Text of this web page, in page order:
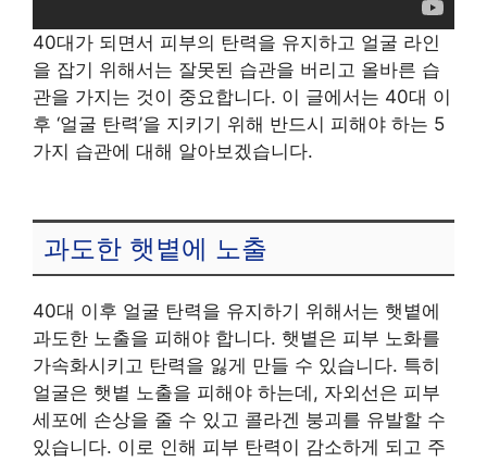
40대가 되면서 피부의 탄력을 유지하고 얼굴 라인
을 잡기 위해서는 잘못된 습관을 버리고 올바른 습
관을 가지는 것이 중요합니다. 이 글에서는 40대 이
후 ‘얼굴 탄력’을 지키기 위해 반드시 피해야 하는 5
가지 습관에 대해 알아보겠습니다.
과도한 햇볕에 노출
40대 이후 얼굴 탄력을 유지하기 위해서는 햇볕에
과도한 노출을 피해야 합니다. 햇볕은 피부 노화를
가속화시키고 탄력을 잃게 만들 수 있습니다. 특히
얼굴은 햇볕 노출을 피해야 하는데, 자외선은 피부
세포에 손상을 줄 수 있고 콜라겐 붕괴를 유발할 수
있습니다. 이로 인해 피부 탄력이 감소하게 되고 주